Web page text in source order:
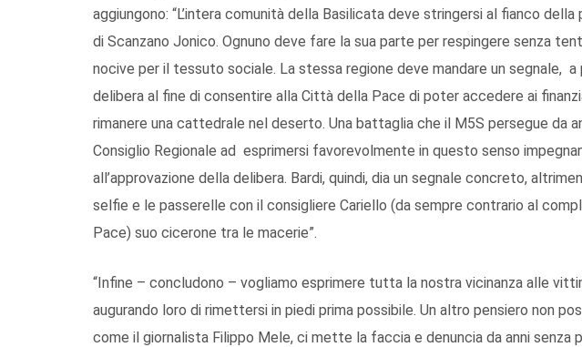
aggiungono: “L’intera comunità della Basilicata deve stringersi al fianco
di Scanzano Jonico. Ognuno deve fare la sua parte per respingere senza
nocive per il tessuto sociale. La stessa regione deve mandare un segnale,
delibera al fine di consentire alla Città della Pace di poter accedere ai
rimanere una cattedrale nel deserto. Una battaglia che il M5S persegue da
Consiglio Regionale ad esprimersi favorevolmente in questo senso
all’approvazione della delibera. Bardi, quindi, dia un segnale concreto,
selfie e le passerelle con il consigliere Cariello (da sempre contrario al
Pace) suo cicerone tra le macerie”.
“Infine – concludono – vogliamo esprimere tutta la nostra vicinanza alle
augurando loro di rimettersi in piedi prima possibile. Un altro pensiero non
come il giornalista Filippo Mele, ci mette la faccia e denuncia da anni senza